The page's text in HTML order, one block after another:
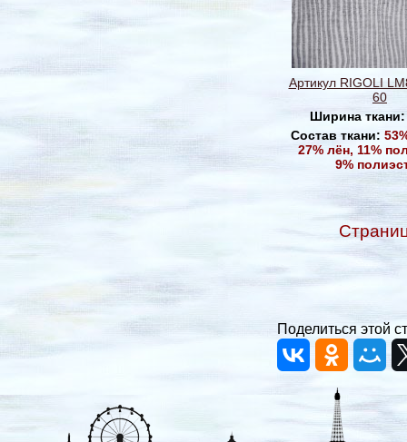
Артикул RIGOLI
60
Ширина
Состав ткани:
27% лён, 11%
9%
Поделиться этой